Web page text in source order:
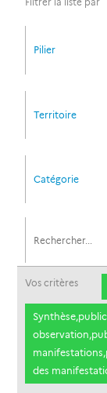
Filtrer la liste par
Pilier
Territoire
Catégorie
Vos critères
des